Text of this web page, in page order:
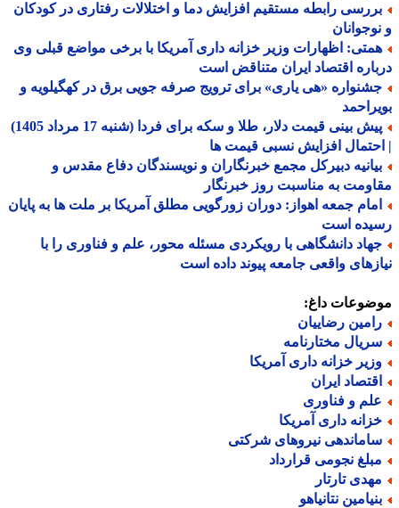
رابطه مستقیم افزایش دما و اختلالات رفتاری در کودکان
اظهارات وزیر خزانه داری آمریکا با برخی مواضع قبلی وی
اقتصاد ایران متناقض است
«هی یاری» برای ترویج صرفه جویی برق در کهگیلویه و
پیش بینی قیمت دلار، طلا و سکه برای فردا (شنبه 17 مرداد 1405)
افزایش نسبی قیمت ها
دبیرکل مجمع خبرنگاران و نویسندگان دفاع مقدس و
به مناسبت روز خبرنگار
جمعه اهواز: دوران زورگویی مطلق آمریکا بر ملت ها به پایان
است
دانشگاهی با رویکردی مسئله محور، علم و فناوری را با
واقعی جامعه پیوند داده است
داغ:
رضاییان
مختارنامه
خزانه داری آمریکا
ایران
و فناوری
داری آمریکا
نیروهای شرکتی
نجومی قرارداد
تارتار
نتانیاهو